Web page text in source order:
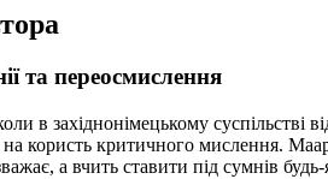
та переосмислення
в західнонімецькому
користь критичного мислення.
а вчить ставити під сумнів будь-